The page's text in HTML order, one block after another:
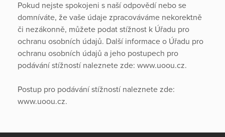
Pokud nejste spokojeni s naší odpovědí nebo se
domníváte, že vaše údaje zpracováváme nekorektně
či nezákonně, můžete podat stížnost k Úřadu pro
ochranu osobních údajů. Další informace o Úřadu pro
ochranu osobních údajů a jeho postupech pro
podávání stížností naleznete zde: www.uoou.cz.
Postup pro podávání stížností naleznete zde:
www.uoou.cz.